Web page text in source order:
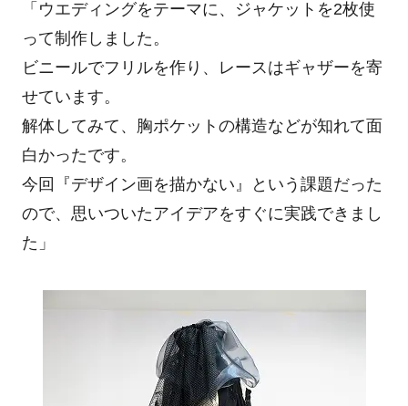
「ウエディングをテーマに、ジャケットを2枚使
って制作しました。
ビニールでフリルを作り、レースはギャザーを寄
せています。
解体してみて、胸ポケットの構造などが知れて面
白かったです。
今回『デザイン画を描かない』という課題だった
ので、思いついたアイデアをすぐに実践できまし
た」